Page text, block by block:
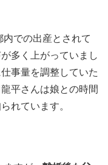
での出産とされて
多く上がっていまし
事量を調整していた
平さんは娘との時間
れています。